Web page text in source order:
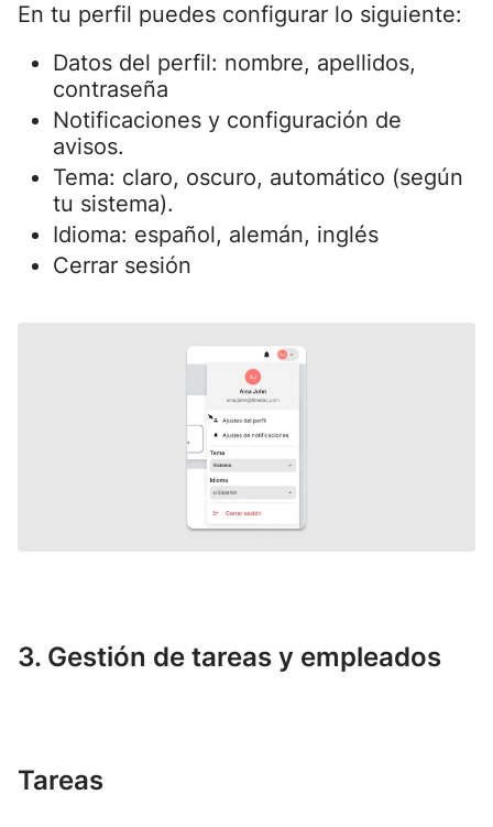
En tu perfil puedes configurar lo siguiente:
Datos del perfil: nombre, apellidos,
contraseña
Notificaciones y configuración de
avisos.
Tema: claro, oscuro, automático (según
tu sistema).
Idioma: español, alemán, inglés
Cerrar sesión
3. Gestión de tareas y empleados
Tareas